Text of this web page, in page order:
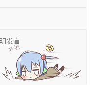
比较庞大的基础设施框
前大部分的公司（90%